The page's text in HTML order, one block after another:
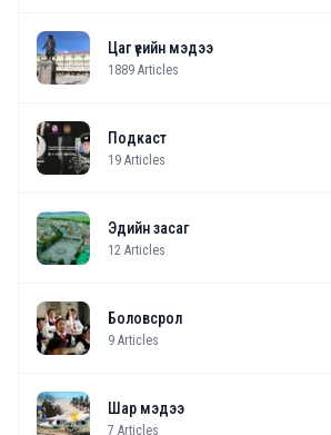
Цаг үеийн мэдээ
1889 Articles
Подкаст
19 Articles
Эдийн засаг
12 Articles
Боловсрол
9 Articles
Шар мэдээ
7 Articles